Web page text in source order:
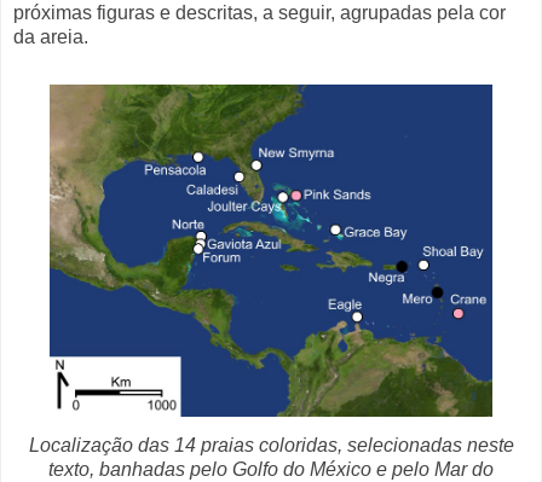
próximas figuras e descritas, a seguir, agrupadas pela cor
da areia.
Localização das 14 praias coloridas, selecionadas neste
texto, banhadas pelo Golfo do México e pelo Mar do